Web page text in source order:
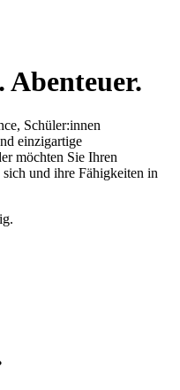
Abenteuer.
Schüler:innen
einzigartige
möchten Sie Ihren
und ihre Fähigkeiten in